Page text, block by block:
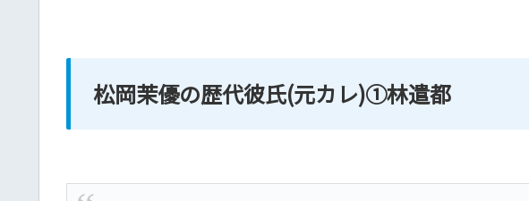
松岡茉優の歴代彼氏(元カレ)①林遣都